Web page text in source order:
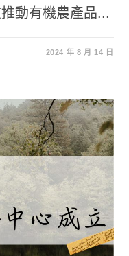
動有機農產品...
2024 年 8 月 14 日